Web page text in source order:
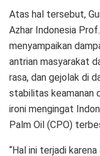
Atas hal tersebut,
Azhar Indonesia Prof.
menyampaikan
antrian masyarakat
rasa, dan gejolak di
stabilitas keamanan
ironi mengingat
Palm Oil (CPO)
“Hal ini terjadi